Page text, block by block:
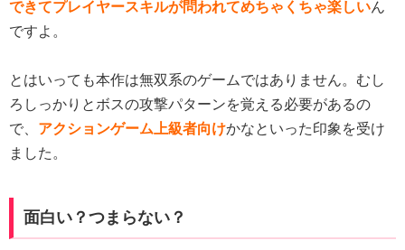
できてプレイヤースキルが問われてめちゃくちゃ楽しいん
ですよ。
とはいっても本作は無双系のゲームではありません。むし
ろしっかりとボスの攻撃パターンを覚える必要があるの
で、 アクションゲーム上級者向けかなといった印象を受け
ました。
面白い？つまらない？